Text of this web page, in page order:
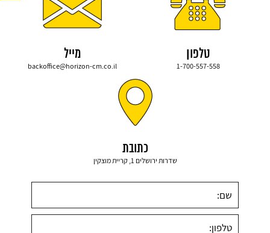
טלפון
1-700-557-558
מייל
backoffice@horizon-cm.co.il
כתובת
שדרות ירושלים 1, קריית מוצקין